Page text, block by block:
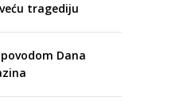
tragediju
Dana